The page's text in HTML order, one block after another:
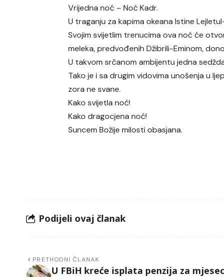
Vrijedna noć – Noć Kadr.
U traganju za kapima okeana Istine
Svojim svijetlim trenucima ova noć će
meleka, predvođenih Džibrili-Eminom,
U takvom srčanom ambijentu jedna
Tako je i sa drugim vidovima unošenja u
zora ne svane.
Kako svijetla noć!
Kako dragocjena noć!
Suncem Božije milosti obasjana.
Podijeli ovaj članak
PRETHODNI ČLANAK
U FBiH kreće isplata penzija za mjesec